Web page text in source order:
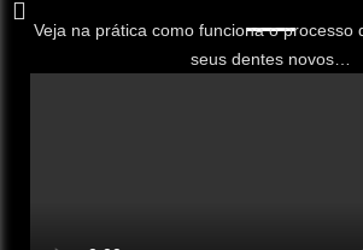
Veja na prática como funciona o processo
seus dentes novos…